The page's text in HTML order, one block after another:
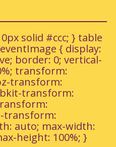
solid #ccc; } table
{ display:
border: 0; vertical-
transform:
transform:
transform:
transform:
auto; max-width:
height: 100%; }